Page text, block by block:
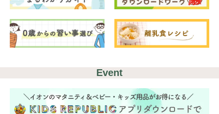
Event